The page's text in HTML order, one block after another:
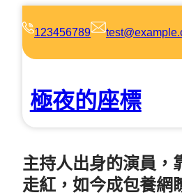
123456789
極夜的座標
主持人出身的演員，
走紅，如今成包養網